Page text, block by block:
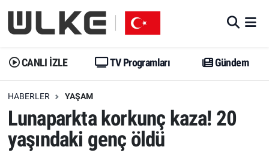
CANLI İZLE TV Programları Gündem
HABERLER YAŞAM
Lunaparkta korkunç kaza! 20
yaşındaki genç öldü
Gündem
Dünya
Erişim Bilgileri
Ekonomi
Gündem
Trend
Erişim Bilgileri
Spor
İstanbul Namaz Vakitleri
Trafik Durumu
Erişim Bilgileri
Tüm Manşetler